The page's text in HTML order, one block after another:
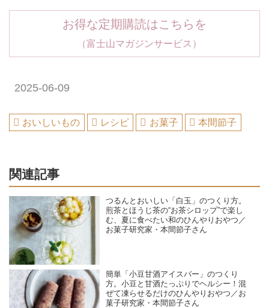
お得な定期購読はこちらを
（富士山マガジンサービス）
2025-06-09
おいしいもの レシピ お菓子 本間節子
関連記事
つるんとおいしい「白玉」のつくり方。
煎茶とほうじ茶の“お茶シロップ”で楽し
む、夏に食べたい和のひんやりおやつ／
お菓子研究家・本間節子さん
簡単「小豆甘酒アイスバー」のつくり
方。小豆と甘酒たっぷりでヘルシー！混
ぜて凍らせるだけのひんやりおやつ／お
菓子研究家・本間節子さん